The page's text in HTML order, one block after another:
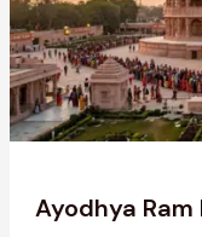
Ayodhya Ram